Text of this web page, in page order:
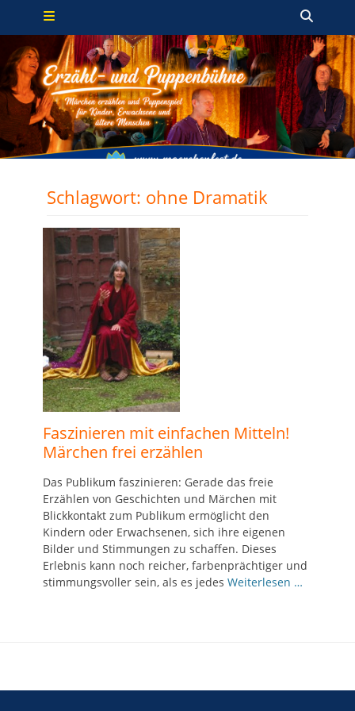
Zum
springen
Primäres Menü
Schlagwort: ohne Dramatik
Faszinieren mit einfachen Mitteln!
Märchen frei erzählen
Das Publikum faszinieren: Gerade das freie
Erzählen von Geschichten und Märchen mit
Blickkontakt zum Publikum ermöglicht den
Kindern oder Erwachsenen, sich ihre eigenen
Bilder und Stimmungen zu schaffen. Dieses
Erlebnis kann noch reicher, farbenprächtiger und
stimmungsvoller sein, als es jedes Weiterlesen …